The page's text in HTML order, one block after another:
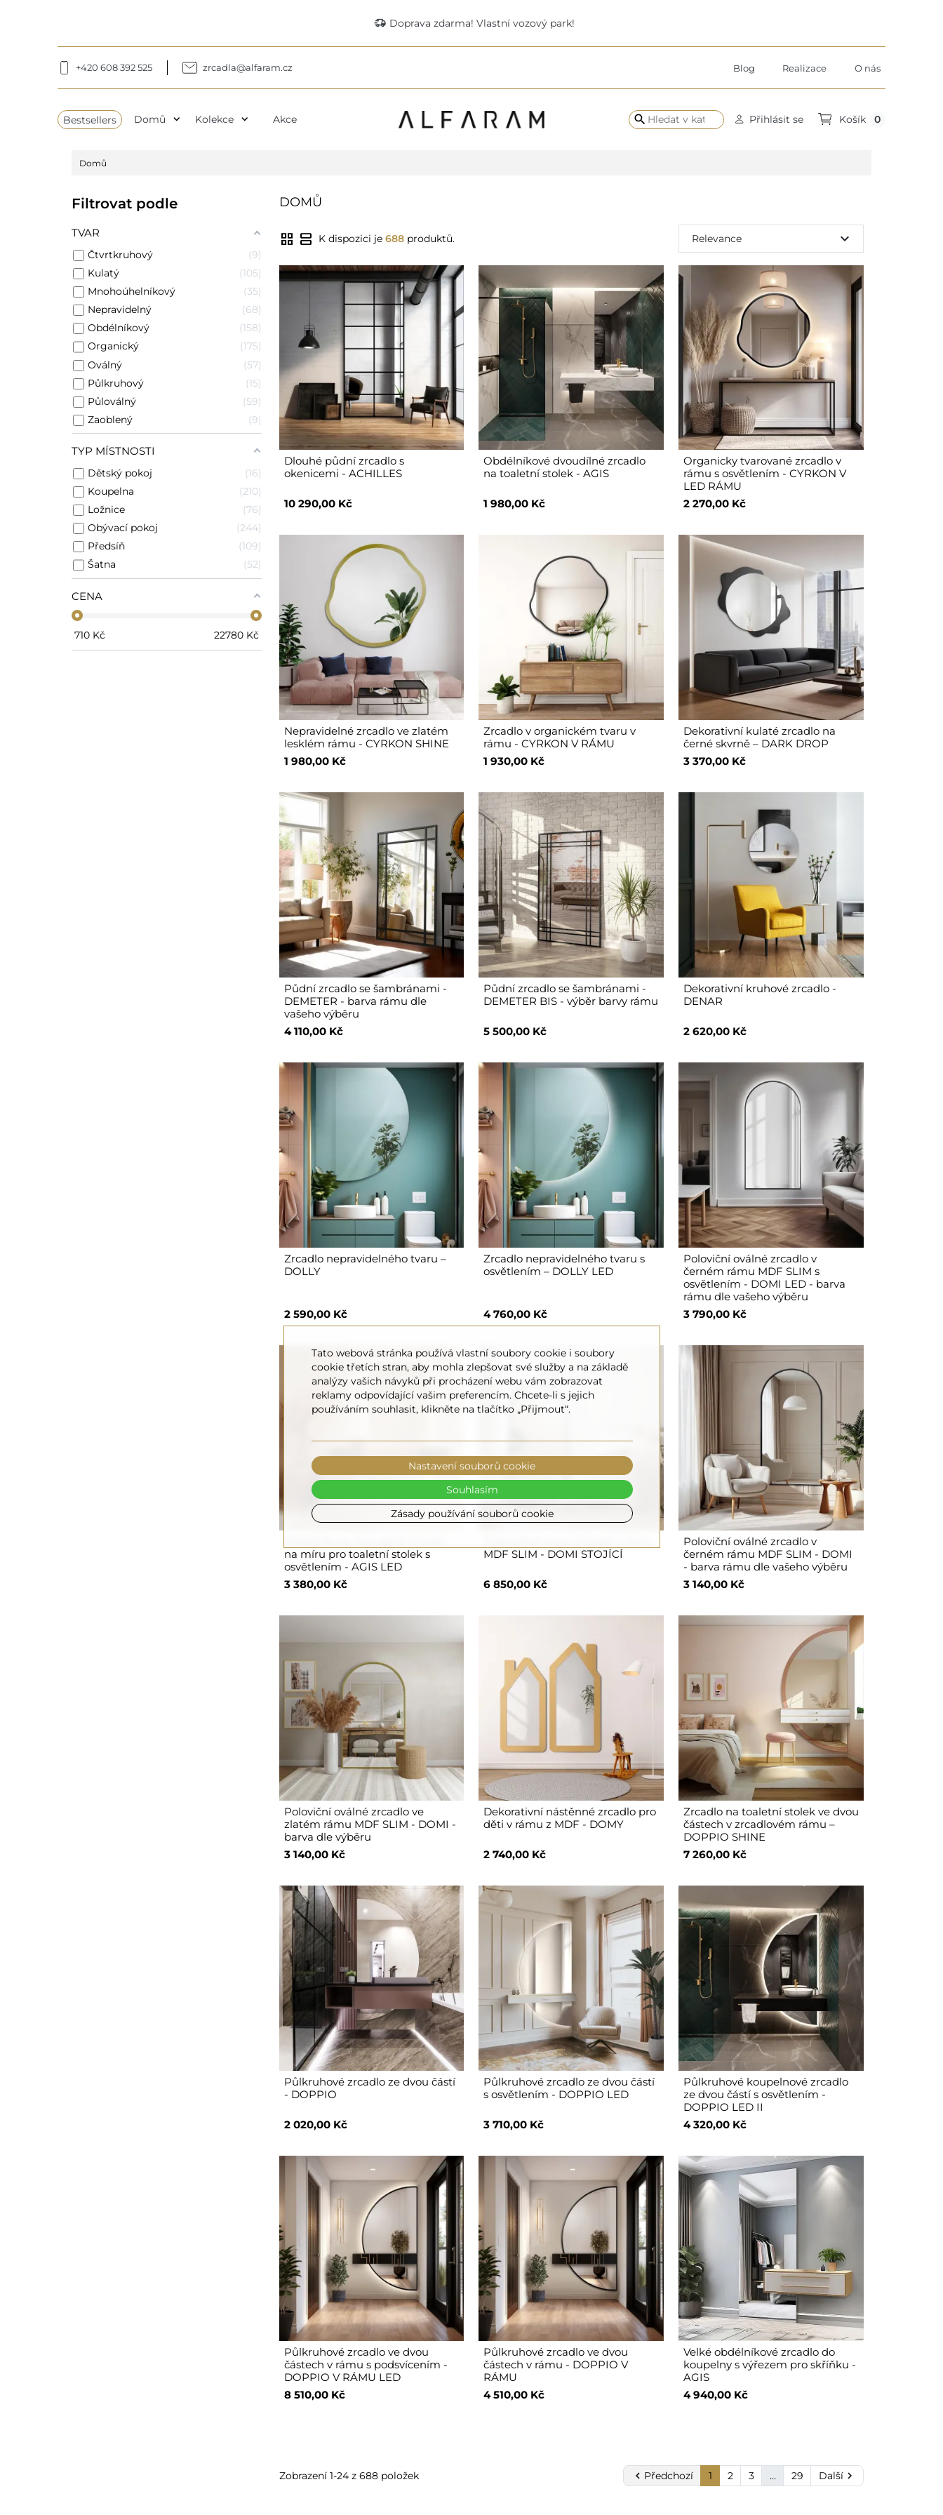
delivery_truck_speed Doprava zdarma! Vlastní vozový park!
+420 608 392 525 zrcadla@alfaram.cz Blog Realizace O nás
Bestsellers Domů expand_more Kolekce expand_more Akce search Přihlásit se Košík 0
Domů
Filtrovat podle
TVAR
Čtvrtkruhový
9
Kulatý
105
Mnohoúhelníkový
35
Nepravidelný
68
Obdélníkový
158
Organický
175
Oválný
57
Půlkruhový
15
Půloválný
59
Zaoblený
9
TYP MÍSTNOSTI
Dětský pokoj
16
Koupelna
210
Ložnice
76
Obývací pokoj
244
Předsíň
109
Šatna
52
CENA
710 Kč 22780 Kč
DOMŮ
grid_view view_agenda K dispozici je 688produktů. Relevance expand_more
Dlouhé půdní zrcadlo s
okenicemi - ACHILLES
10 290,00 Kč
Obdélníkové dvoudílné zrcadlo
na toaletní stolek - AGIS
1 980,00 Kč
Organicky tvarované zrcadlo v
rámu s osvětlením - CYRKON V
LED RÁMU
2 270,00 Kč
Nepravidelné zrcadlo ve zlatém
lesklém rámu - CYRKON SHINE
1 980,00 Kč
Zrcadlo v organickém tvaru v
rámu - CYRKON V RÁMU
1 930,00 Kč
Dekorativní kulaté zrcadlo na
černé skvrně – DARK DROP
3 370,00 Kč
Půdní zrcadlo se šambránami -
DEMETER - barva rámu dle
vašeho výběru
4 110,00 Kč
Půdní zrcadlo se šambránami -
DEMETER BIS - výběr barvy rámu
5 500,00 Kč
Dekorativní kruhové zrcadlo -
DENAR
2 620,00 Kč
Zrcadlo nepravidelného tvaru –
DOLLY
2 590,00 Kč
Zrcadlo nepravidelného tvaru s
osvětlením – DOLLY LED
4 760,00 Kč
Poloviční oválné zrcadlo v
černém rámu MDF SLIM s
osvětlením - DOMI LED - barva
rámu dle vašeho výběru
3 790,00 Kč
na míru pro toaletní stolek s
osvětlením - AGIS LED
3 380,00 Kč
MDF SLIM - DOMI STOJÍCÍ
6 850,00 Kč
Poloviční oválné zrcadlo v
černém rámu MDF SLIM - DOMI
- barva rámu dle vašeho výběru
3 140,00 Kč
Poloviční oválné zrcadlo ve
zlatém rámu MDF SLIM - DOMI -
barva dle výběru
3 140,00 Kč
Dekorativní nástěnné zrcadlo pro
děti v rámu z MDF - DOMY
2 740,00 Kč
Zrcadlo na toaletní stolek ve dvou
částech v zrcadlovém rámu –
DOPPIO SHINE
7 260,00 Kč
Půlkruhové zrcadlo ze dvou částí
- DOPPIO
2 020,00 Kč
Půlkruhové zrcadlo ze dvou částí
s osvětlením - DOPPIO LED
3 710,00 Kč
Půlkruhové koupelnové zrcadlo
ze dvou částí s osvětlením -
DOPPIO LED II
4 320,00 Kč
Půlkruhové zrcadlo ve dvou
částech v rámu s podsvícením -
DOPPIO V RÁMU LED
8 510,00 Kč
Půlkruhové zrcadlo ve dvou
částech v rámu - DOPPIO V
RÁMU
4 510,00 Kč
Velké obdélníkové zrcadlo do
koupelny s výřezem pro skříňku -
AGIS
4 940,00 Kč
Zobrazení 1-24 z 688 položek  Předchozí 1 2 3 … 29 Další
Tato webová stránka používá vlastní soubory cookie i soubory
cookie třetích stran, aby mohla zlepšovat své služby a na základě
analýzy vašich návyků při procházení webu vám zobrazovat
reklamy odpovídající vašim preferencím. Chcete-li s jejich
používáním souhlasit, klikněte na tlačítko „Přijmout“.
Zásady používání souborů cookie
Nastavení souborů cookie
Souhlasím